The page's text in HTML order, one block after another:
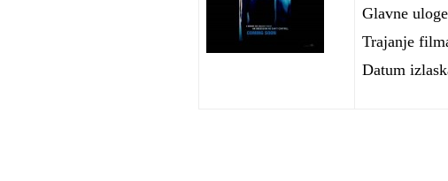
Glavne
Trajanje
Datum